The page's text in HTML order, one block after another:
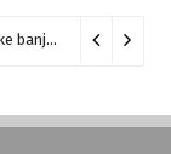
Saobraćajna nezgoda kod Gamzigradske banje 05/08/2026